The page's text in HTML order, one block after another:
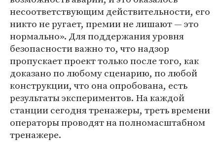
несоответствующим действительности, его
никто не ругает, премии не лишают — это
нормально». Для поддержания уровня
безопасности важно то, что надзор
пропускает проект только после того, как
доказано по любому сценарию, по любой
конструкции, что она опробована, есть
результаты экспериментов. На каждой
станции сегодня тренажеры, треть времени
операторы проводят на полномасштабном
тренажере.